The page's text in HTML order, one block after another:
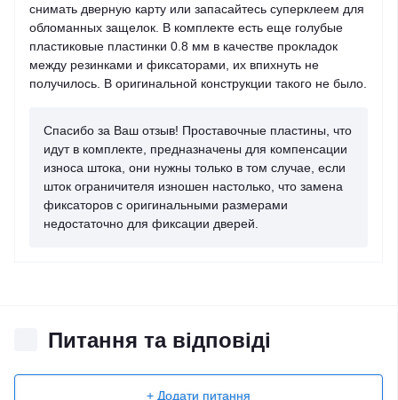
снимать дверную карту или запасайтесь суперклеем для
обломанных защелок. В комплекте есть еще голубые
пластиковые пластинки 0.8 мм в качестве прокладок
между резинками и фиксаторами, их впихнуть не
получилось. В оригинальной конструкции такого не было.
Спасибо за Ваш отзыв! Проставочные пластины, что
идут в комплекте, предназначены для компенсации
износа штока, они нужны только в том случае, если
шток ограничителя изношен настолько, что замена
фиксаторов с оригинальными размерами
недостаточно для фиксации дверей.
Питання та відповіді
+ Додати питання